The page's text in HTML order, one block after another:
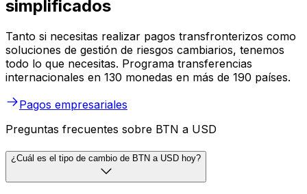
simplificados
Tanto si necesitas realizar pagos transfronterizos como
soluciones de gestión de riesgos cambiarios, tenemos
todo lo que necesitas. Programa transferencias
internacionales en 130 monedas en más de 190 países.
Pagos empresariales
Preguntas frecuentes sobre BTN a USD
¿Cuál es el tipo de cambio de BTN a USD hoy?